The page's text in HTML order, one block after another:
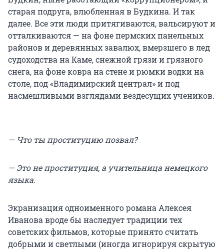
старая подруга, влюбленная в Будкина. И так
далее. Все эти люди притягиваются, вальсируют и
отталкиваются — на фоне пермских панельных
районов и деревянных завалюх, вмерзшего в лед
судоходства на Каме, снежной грязи и грязного
снега, на фоне ковра на стене и рюмки водки на
столе, под «Владимирский централ» и под
насмешливыми взглядами вездесущих учеников.
— Что ты проституцию позвал?
— Это не проституция, а учительница немецкого
языка.
Экранизация одноименного романа Алексея
Иванова вроде бы наследует традиции тех
советских фильмов, которые принято считать
добрыми и светлыми (иногда игнорируя скрытую